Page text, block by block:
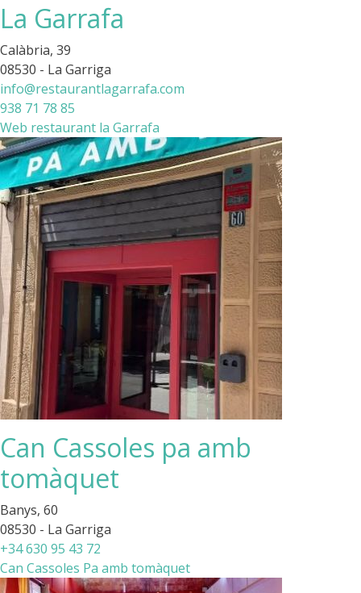
La Garrafa
Calàbria, 39
08530 - La Garriga
info@restaurantlagarrafa.com
938 71 78 85
Web restaurant la Garrafa
Can Cassoles pa amb
tomàquet
Banys, 60
08530 - La Garriga
+34 630 95 43 72
Can Cassoles Pa amb tomàquet